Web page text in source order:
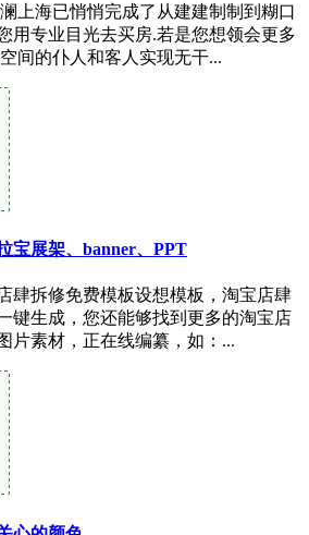
上海已悄悄完成了从建建制制到糊口
用专业目光去买房.若是您想领会更多
间的仆人和客人实现无干...
宝展架、banner、PPT
肆拆修免费模板设想模板，淘宝店肆
键生成，您还能够找到更多的淘宝店
片素材，正在线编纂，如：...